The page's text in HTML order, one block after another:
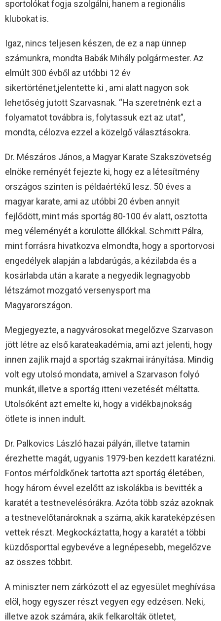
sportolókat fogja szolgálni, hanem a regionális
klubokat is.
Igaz, nincs teljesen készen, de ez a nap ünnep
számunkra, mondta Babák Mihály polgármester. Az
elmúlt 300 évből az utóbbi 12 év
sikertörténet,jelentette ki , ami alatt nagyon sok
lehetőség jutott Szarvasnak. “Ha szeretnénk ezt a
folyamatot továbbra is, folytassuk ezt az utat”,
mondta, célozva ezzel a közelgő választásokra.
Dr. Mészáros János, a Magyar Karate Szakszövetség
elnöke reményét fejezte ki, hogy ez a létesítmény
országos szinten is példaértékű lesz. 50 éves a
magyar karate, ami az utóbbi 20 évben annyit
fejlődött, mint más sportág 80-100 év alatt, osztotta
meg véleményét a körülötte állókkal. Schmitt Pálra,
mint forrásra hivatkozva elmondta, hogy a sportorvosi
engedélyek alapján a labdarúgás, a kézilabda és a
kosárlabda után a karate a negyedik legnagyobb
létszámot mozgató versenysport ma
Magyarországon.
Megjegyezte, a nagyvárosokat megelőzve Szarvason
jött létre az első karateakadémia, ami azt jelenti, hogy
innen zajlik majd a sportág szakmai irányítása. Mindig
volt egy utolsó mondata, amivel a Szarvason folyó
munkát, illetve a sportág itteni vezetését méltatta.
Utolsóként azt emelte ki, hogy a vidékbajnokság
ötlete is innen indult.
Dr. Palkovics László hazai pályán, illetve tatamin
érezhette magát, ugyanis 1979-ben kezdett karatézni.
Fontos mérföldkőnek tartotta azt sportág életében,
hogy három évvel ezelőtt az iskolákba is bevitték a
karatét a testnevelésórákra. Azóta több száz azoknak
a testnevelőtanároknak a száma, akik karateképzésen
vettek részt. Megkockáztatta, hogy a karatét a többi
küzdősporttal egybevéve a legnépesebb, megelőzve
az összes többit.
A miniszter nem zárkózott el az egyesület meghívása
elöl, hogy egyszer részt vegyen egy edzésen. Neki,
illetve azok számára, akik felkarolták ötletet,